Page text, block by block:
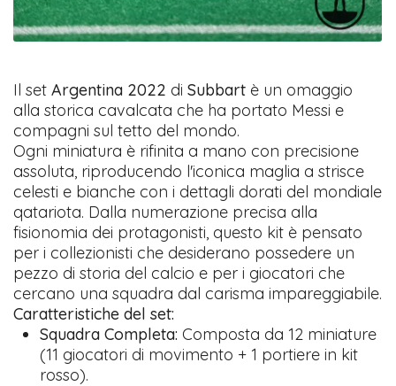
Il setArgentina 2022 diSubbart è un omaggio
alla storica cavalcata che ha portato Messi e
compagni sul tetto del mondo.
Ogni miniatura è rifinita a mano con precisione
assoluta, riproducendo l'iconica maglia a strisce
celesti e bianche con i dettagli dorati del mondiale
qatariota. Dalla numerazione precisa alla
fisionomia dei protagonisti, questo kit è pensato
per i collezionisti che desiderano possedere un
pezzo di storia del calcio e per i giocatori che
cercano una squadra dal carisma impareggiabile.
Caratteristiche del set:
Squadra Completa: Composta da 12 miniature
(11 giocatori di movimento + 1 portiere in kit
rosso).